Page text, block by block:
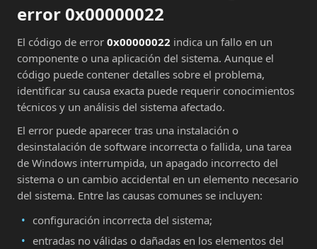
error 0x00000022
El código de error 0x00000022 indica un fallo en un
componente o una aplicación del sistema. Aunque el
código puede contener detalles sobre el problema,
identificar su causa exacta puede requerir conocimientos
técnicos y un análisis del sistema afectado.
El error puede aparecer tras una instalación o
desinstalación de software incorrecta o fallida, una tarea
de Windows interrumpida, un apagado incorrecto del
sistema o un cambio accidental en un elemento necesario
del sistema. Entre las causas comunes se incluyen:
configuración incorrecta del sistema;
entradas no válidas o dañadas en los elementos del